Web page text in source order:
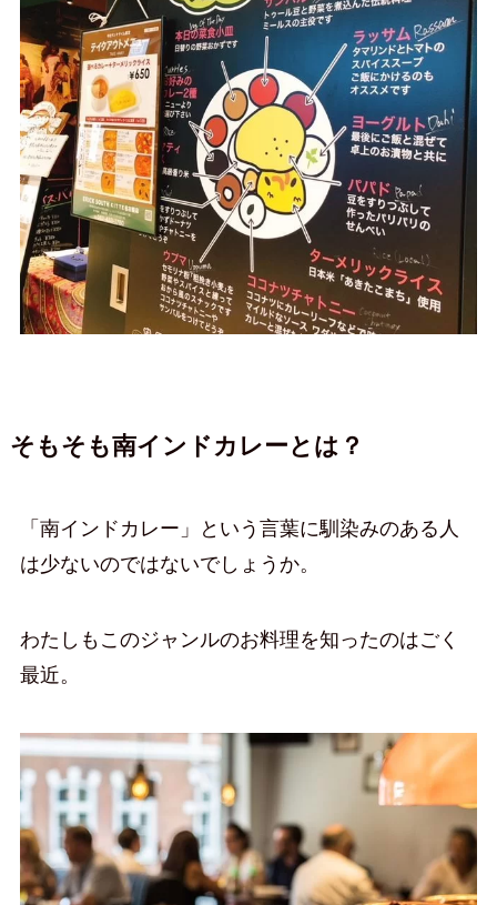
そもそも南インドカレーとは？
「南インドカレー」という言葉に馴染みのある人
は少ないのではないでしょうか。
わたしもこのジャンルのお料理を知ったのはごく
最近。